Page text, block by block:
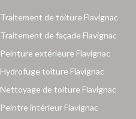
Traitement de toiture Flavignac
Traitement de façade Flavignac
Peinture extérieure Flavignac
Hydrofuge toiture Flavignac
Nettoyage de toiture Flavignac
Peintre intérieur Flavignac